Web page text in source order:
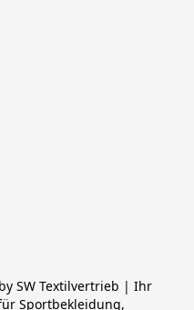
SW Textilvertrieb | Ihr
Sportbekleidung,